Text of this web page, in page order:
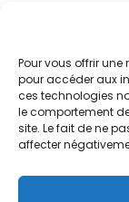
Pour vous offrir une
pour accéder aux
ces technologies
le comportement
site. Le fait de ne
affecter
© Azergo